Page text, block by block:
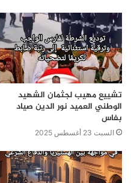
تشييع مهيب لجثمان الشهيد
الوطني العميد نور الدين صياد
بفاس
السبت 23 أغسطس 2025